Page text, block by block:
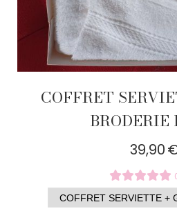
COFFRET
BRODERIE
39,90